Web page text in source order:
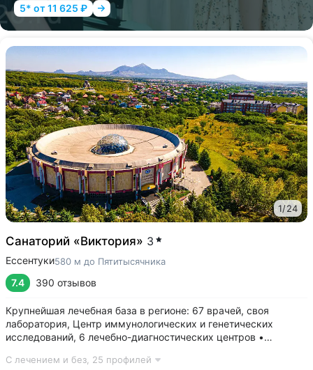
5* от 11 625 ₽
1/24
Санаторий «Виктория» 3
Ессентуки580 м до Пятитысячника
7.4 390 отзывов
Крупнейшая лечебная база в регионе: 67 врачей, своя
лаборатория, Центр иммунологических и генетических
исследований, 6 лечебно-диагностических центров •
Ессентуков. 18 минут прогулки до Грязелечебницы им.
С лечением и без, 25 профилей